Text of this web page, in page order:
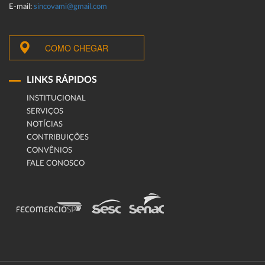
E-mail: sincovami@gmail.com
COMO CHEGAR
LINKS RÁPIDOS
INSTITUCIONAL
SERVIÇOS
NOTÍCIAS
CONTRIBUIÇÕES
CONVÊNIOS
FALE CONOSCO